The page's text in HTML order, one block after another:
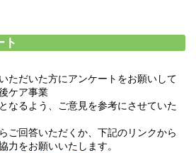
ト
ただいた方にアンケートをお願いして
ケア事業
なるよう、ご意見を参考にさせていた
ご回答いただくか、下記のリンクから
力をお願いいたします。